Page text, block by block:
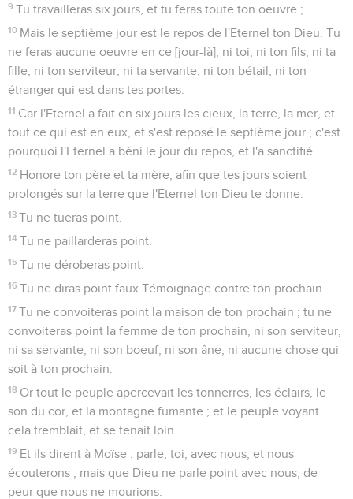
9 Tu travailleras six jours, et tu feras toute ton oeuvre ;
10 Mais le septième jour est le repos de l'Eternel ton Dieu. Tu
ne feras aucune oeuvre en ce [jour-là], ni toi, ni ton fils, ni ta
fille, ni ton serviteur, ni ta servante, ni ton bétail, ni ton
étranger qui est dans tes portes.
11 Car l'Eternel a fait en six jours les cieux, la terre, la mer, et
tout ce qui est en eux, et s'est reposé le septième jour ; c'est
pourquoi l'Eternel a béni le jour du repos, et l'a sanctifié.
12 Honore ton père et ta mère, afin que tes jours soient
prolongés sur la terre que l'Eternel ton Dieu te donne.
13 Tu ne tueras point.
14 Tu ne paillarderas point.
15 Tu ne déroberas point.
16 Tu ne diras point faux Témoignage contre ton prochain.
17 Tu ne convoiteras point la maison de ton prochain ; tu ne
convoiteras point la femme de ton prochain, ni son serviteur,
ni sa servante, ni son boeuf, ni son âne, ni aucune chose qui
soit à ton prochain.
18 Or tout le peuple apercevait les tonnerres, les éclairs, le
son du cor, et la montagne fumante ; et le peuple voyant
cela tremblait, et se tenait loin.
19 Et ils dirent à Moïse : parle, toi, avec nous, et nous
écouterons ; mais que Dieu ne parle point avec nous, de
peur que nous ne mourions.